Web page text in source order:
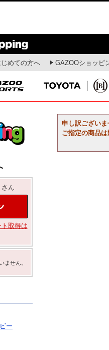
クルマ情報
新車ニュース
試乗記
商品解説
開発者インタビュー
コラム・エッセイ
安東弘樹連載コラム
寺田昌弘連載コラム
山田弘樹連載コラム
レポーター(お)ねえさん連載コラ
ム
じめての方へ GAZOOショッピ
申し訳ございま
ご指定の商品
ん
取得は
ません。
ー